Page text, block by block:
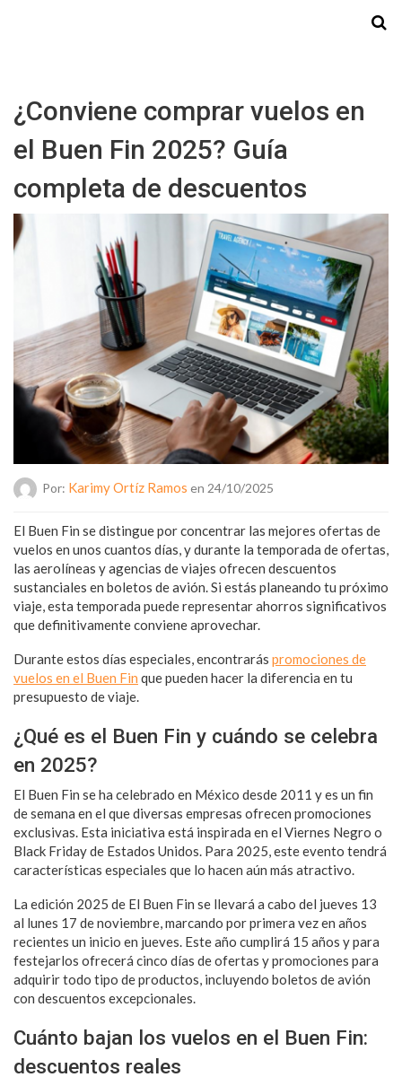
¿Conviene comprar vuelos en
el Buen Fin 2025? Guía
completa de descuentos
Por: Karimy Ortíz Ramos en 24/10/2025
El Buen Fin se distingue por concentrar las mejores ofertas de
vuelos en unos cuantos días, y durante la temporada de ofertas,
las aerolíneas y agencias de viajes ofrecen descuentos
sustanciales en boletos de avión. Si estás planeando tu próximo
viaje, esta temporada puede representar ahorros significativos
que definitivamente conviene aprovechar.
Durante estos días especiales, encontrarás promociones de
vuelos en el Buen Fin que pueden hacer la diferencia en tu
presupuesto de viaje.
¿Qué es el Buen Fin y cuándo se celebra
en 2025?
El Buen Fin se ha celebrado en México desde 2011 y es un fin
de semana en el que diversas empresas ofrecen promociones
exclusivas. Esta iniciativa está inspirada en el Viernes Negro o
Black Friday de Estados Unidos. Para 2025, este evento tendrá
características especiales que lo hacen aún más atractivo.
La edición 2025 de El Buen Fin se llevará a cabo del jueves 13
al lunes 17 de noviembre, marcando por primera vez en años
recientes un inicio en jueves. Este año cumplirá 15 años y para
festejarlos ofrecerá cinco días de ofertas y promociones para
adquirir todo tipo de productos, incluyendo boletos de avión
con descuentos excepcionales.
Cuánto bajan los vuelos en el Buen Fin:
descuentos reales